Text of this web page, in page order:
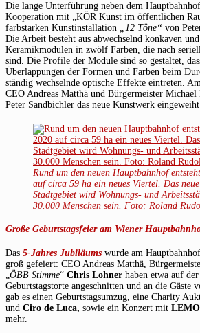
Die lange Unterführung neben dem
Kooperation mit „KÖR Kunst im öffentlichen
farbstarken Kunstinstallation „12 Töne“ von
Die Arbeit besteht aus abwechselnd konkaven
Keramikmodulen in zwölf Farben, die nach
sind. Die Profile der Module sind so gestaltet,
Überlappungen der Formen und Farben beim
ständig wechselnde optische Effekte eintreten.
CEO Andreas Matthä und Bürgermeister
Peter Sandbichler das neue Kunstwerk
Rund um den neuen Hauptbahnhof
auf circa 59 ha ein neues Viertel. Das neue
Stadtgebiet wird Wohnungs- und
30.000 Menschen sein. Foto: Roland
Große Geburtstagsfeier am Wiener
Das 5-Jahres Jubiläums wurde am
groß gefeiert: CEO Andreas Matthä,
„ÖBB Stimme“ Chris Lohner haben etwa auf
Geburtstagstorte angeschnitten und an die Gäste
gab es einen Geburtstagsumzug, eine Charity
und Ciro de Luca, sowie ein Konzert mit LEMO
mehr.